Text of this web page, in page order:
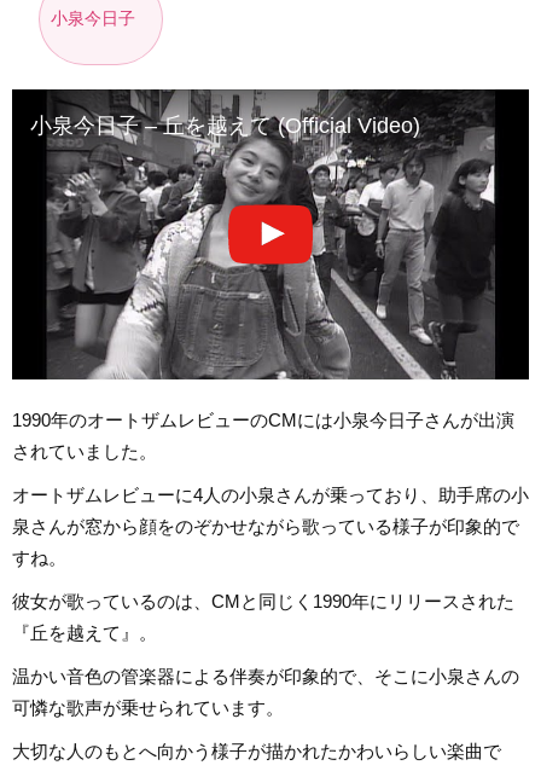
小泉今日子
小泉今日子 – 丘を越えて (Official Video)
1990年のオートザムレビューのCMには小泉今日子さんが出演
されていました。
オートザムレビューに4人の小泉さんが乗っており、助手席の小
泉さんが窓から顔をのぞかせながら歌っている様子が印象的で
すね。
彼女が歌っているのは、CMと同じく1990年にリリースされた
『丘を越えて』。
温かい音色の管楽器による伴奏が印象的で、そこに小泉さんの
可憐な歌声が乗せられています。
大切な人のもとへ向かう様子が描かれたかわいらしい楽曲で